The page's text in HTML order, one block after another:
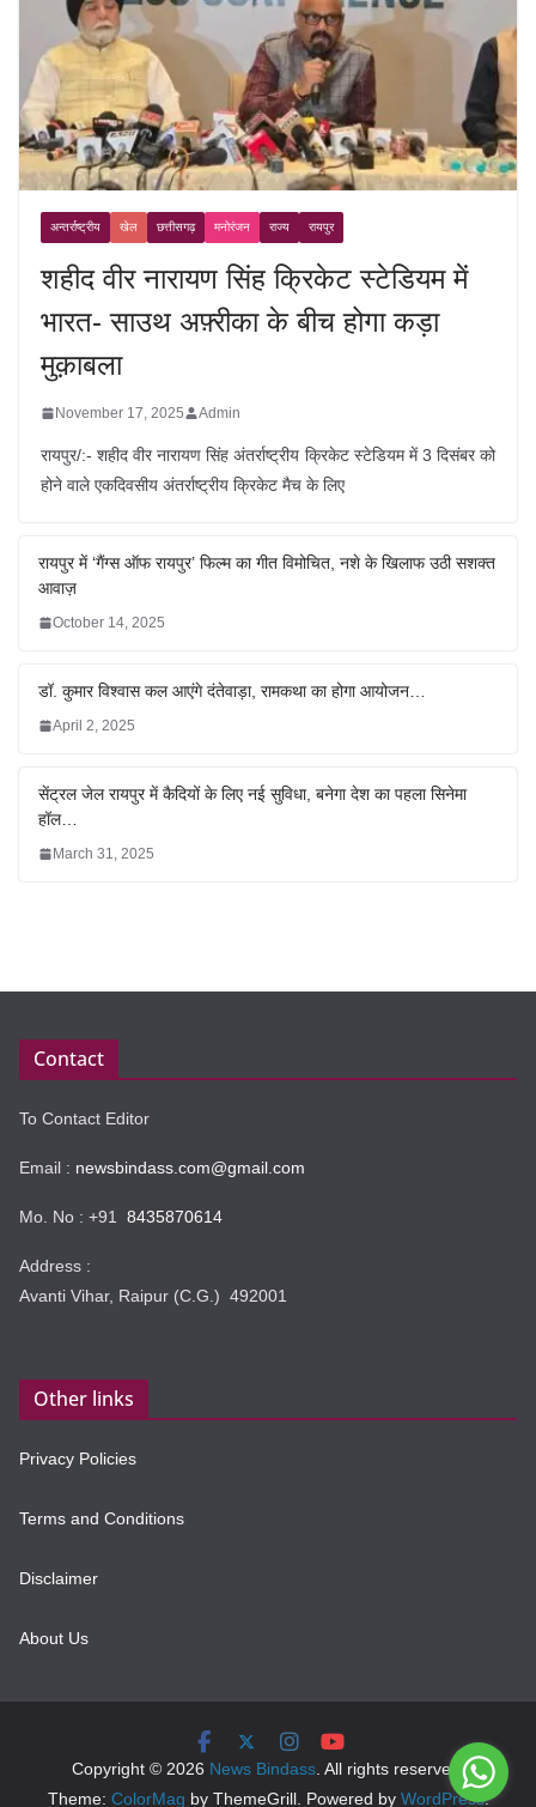
अन्तर्राष्ट्रीय खेल छत्तीसगढ़ मनोरंजन राज्य रायपुर
शहीद वीर नारायण सिंह क्रिकेट स्टेडियम में
भारत- साउथ अफ़्रीका के बीच होगा कड़ा
मुक़ाबला
November 17, 2025 Admin
रायपुर/:- शहीद वीर नारायण सिंह अंतर्राष्ट्रीय क्रिकेट स्टेडियम में 3 दिसंबर को
होने वाले एकदिवसीय अंतर्राष्ट्रीय क्रिकेट मैच के लिए
रायपुर में ‘गैंग्स ऑफ रायपुर’ फिल्म का गीत विमोचित, नशे के खिलाफ उठी सशक्त
आवाज़
October 14, 2025
डॉ. कुमार विश्वास कल आएंगे दंतेवाड़ा, रामकथा का होगा आयोजन…
April 2, 2025
सेंट्रल जेल रायपुर में कैदियों के लिए नई सुविधा, बनेगा देश का पहला सिनेमा
हॉल…
March 31, 2025
Contact
To Contact Editor
Email : newsbindass.com@gmail.com
Mo. No : +91 8435870614
Address :
Avanti Vihar, Raipur (C.G.) 492001
Other links
Privacy Policies
Terms and Conditions
Disclaimer
About Us
Copyright © 2026 News Bindass. All rights reserved.
Theme: ColorMag by ThemeGrill. Powered by WordPress.